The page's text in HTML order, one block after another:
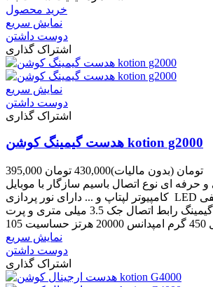
خرید محصول
نمایش سریع
دوست داشتن
اشتراک گذاری
نمایش سریع
دوست داشتن
اشتراک گذاری
هدست گیمینگ کوشن kotion g2000
395,000 تومان (بدون مالیات)430,000 تومان
حرفه ای نوع اتصال باسیم سازگار با موبایل
کامپیوتر لپتاپ و ... دارای نور پردازی LED کابل ضخیم کنفی
مناسب برای گیمینگ رابط اتصال جک 3.5 میلی متری و پرت usb
نمایش سریع
دوست داشتن
اشتراک گذاری